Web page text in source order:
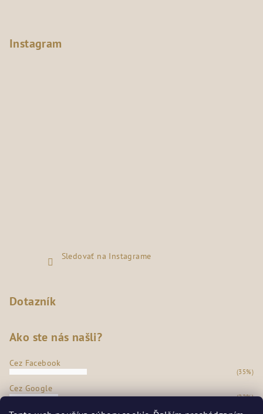
Instagram
Sledovať na Instagrame
Dotazník
Ako ste nás našli?
Cez Facebook
(35%)
Cez Google
(22%)